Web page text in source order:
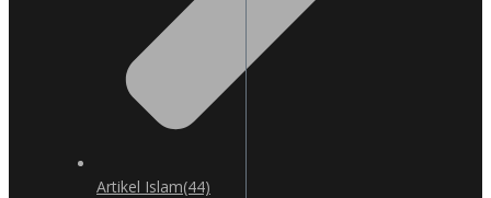
Artikel Islam(44)